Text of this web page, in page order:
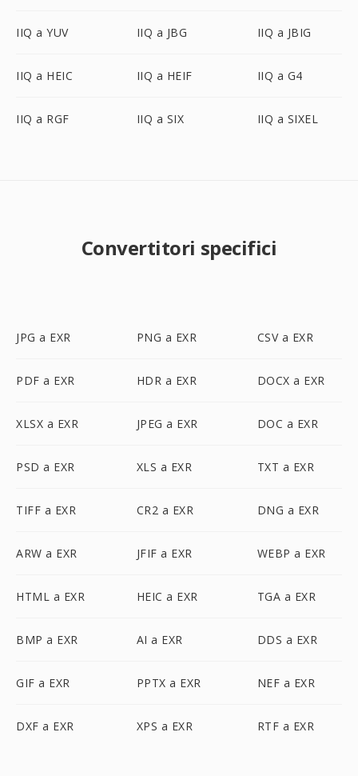
IIQ a YUV IIQ a JBG IIQ a JBIG
IIQ a HEIC IIQ a HEIF IIQ a G4
IIQ a RGF IIQ a SIX IIQ a SIXEL
Convertitori specifici
JPG a EXR PNG a EXR CSV a EXR
PDF a EXR HDR a EXR DOCX a EXR
XLSX a EXR JPEG a EXR DOC a EXR
PSD a EXR XLS a EXR TXT a EXR
TIFF a EXR CR2 a EXR DNG a EXR
ARW a EXR JFIF a EXR WEBP a EXR
HTML a EXR HEIC a EXR TGA a EXR
BMP a EXR AI a EXR DDS a EXR
GIF a EXR PPTX a EXR NEF a EXR
DXF a EXR XPS a EXR RTF a EXR